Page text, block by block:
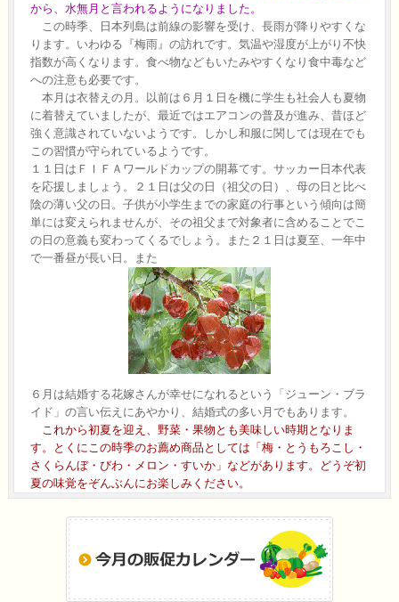
から、水無月と言われるようになりました。
この時季、日本列島は前線の影響を受け、長雨が降りやすくな
ります。いわゆる『梅雨』の訪れです。気温や湿度が上がり不快
指数が高くなります。食べ物などもいたみやすくなり食中毒など
への注意も必要です。
本月は衣替えの月。以前は６月１日を機に学生も社会人 も夏物
に着替えていましたが、最近ではエアコンの普及が進み、昔ほど
強く意識されていないようです。しかし和服に関しては現在でも
この習慣が守られているようです。
１１日はＦＩＦＡワールドカップの開幕てす。サッカー日本代表
を応援しましょう。２１日は父の日（祖父の日）、母の日と比べ
陰の薄い父の日。子供が小学生までの家庭の行事という傾向は簡
単には変えられませんが、その祖父まで対象者に含めることでこ
の日の意義も変わってくるでしょう。また２１日は夏至、一年中
で一番昼が長い日。また
６月は結婚する花嫁さんが幸せになれるという「ジューン・ブラ
イド」の言い伝えにあやかり、結婚式の多い月でもあります。
これから初夏を迎え、野菜・果物とも美味しい時期となりま
す。とくにこの時季のお薦め商品としては「梅・とうもろこし・
さくらんぼ・びわ・メロン・すいか」などがあります。どうぞ初
夏の味覚をぞんぶんにお楽しみください。